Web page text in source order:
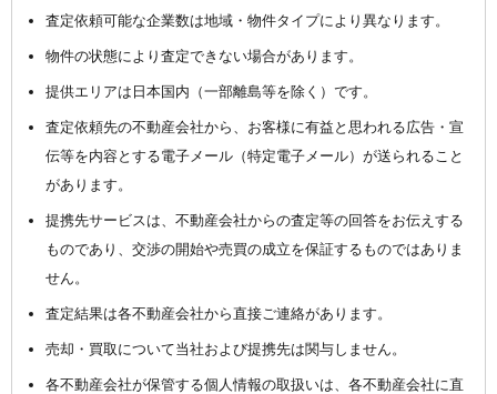
査定依頼可能な企業数は地域・物件タイプにより異なります。
物件の状態により査定できない場合があります。
提供エリアは日本国内（一部離島等を除く）です。
査定依頼先の不動産会社から、お客様に有益と思われる広告・宣
伝等を内容とする電子メール（特定電子メール）が送られること
があります。
提携先サービスは、不動産会社からの査定等の回答をお伝えする
ものであり、交渉の開始や売買の成立を保証するものではありま
せん。
査定結果は各不動産会社から直接ご連絡があります。
売却・買取について当社および提携先は関与しません。
各不動産会社が保管する個人情報の取扱いは、各不動産会社に直